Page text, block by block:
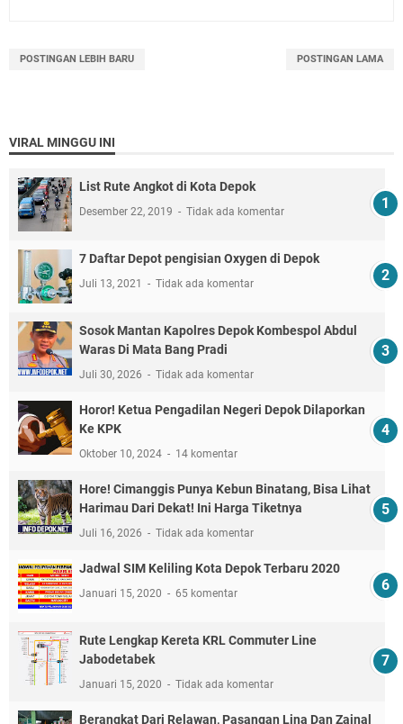
POSTINGAN LEBIH BARU POSTINGAN LAMA
VIRAL MINGGU INI
List Rute Angkot di Kota Depok
Desember 22, 2019 Tidak ada komentar
7 Daftar Depot pengisian Oxygen di Depok
Juli 13, 2021 Tidak ada komentar
Sosok Mantan Kapolres Depok Kombespol Abdul
Waras Di Mata Bang Pradi
Juli 30, 2026 Tidak ada komentar
Horor! Ketua Pengadilan Negeri Depok Dilaporkan
Ke KPK
Oktober 10, 2024 14 komentar
Hore! Cimanggis Punya Kebun Binatang, Bisa Lihat
Harimau Dari Dekat! Ini Harga Tiketnya
Juli 16, 2026 Tidak ada komentar
Jadwal SIM Keliling Kota Depok Terbaru 2020
Januari 15, 2020 65 komentar
Rute Lengkap Kereta KRL Commuter Line
Jabodetabek
Januari 15, 2020 Tidak ada komentar
Berangkat Dari Relawan, Pasangan Lina Dan Zainal